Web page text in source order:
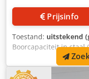
Prijsinfo
Toestand: uitstekend
Boorcapaciteit in staal
Maximale
t/min Draadsnijden 38